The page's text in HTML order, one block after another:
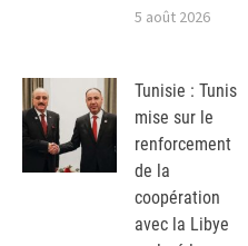
5 août 2026
Tunisie : Tunis
mise sur le
renforcement
de la
coopération
avec la Libye